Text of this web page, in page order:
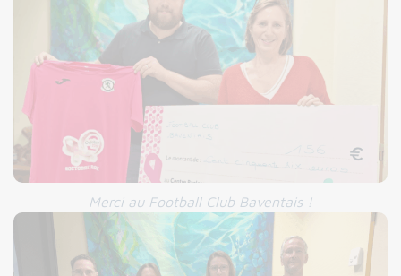
Merci au Football Club Baventais !